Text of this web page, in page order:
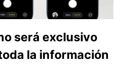
será exclusivo
la información